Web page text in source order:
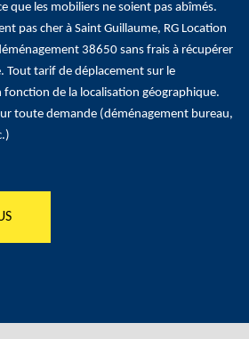
que les mobiliers ne soient pas abîmés.
pas cher à Saint Guillaume, RG Location
38650 sans frais à récupérer
Tout tarif de déplacement sur le
de la localisation géographique.
toute demande (déménagement bureau,